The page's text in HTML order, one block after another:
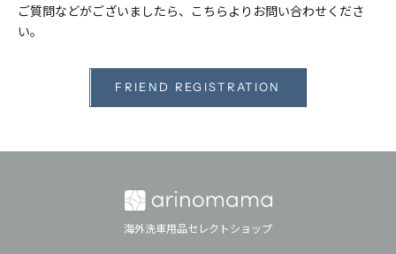
ご質問などがございましたら、こちらよりお問い合わせくださ
い。
FRIEND REGISTRATION
海外洗車用品セレクトショップ